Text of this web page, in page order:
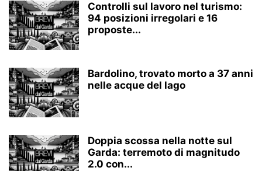
Controlli sul lavoro nel turismo:
94 posizioni irregolari e 16
proposte...
Bardolino, trovato morto a 37 anni
nelle acque del lago
Doppia scossa nella notte sul
Garda: terremoto di magnitudo
2.0 con...